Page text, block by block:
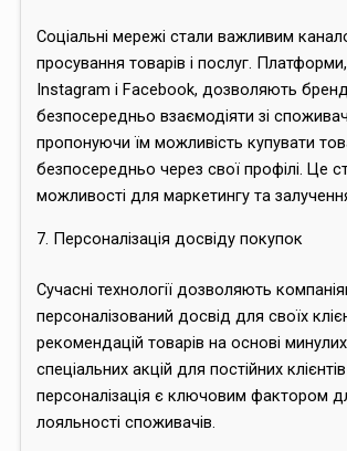
Соціальні мережі стали важливим
просування товарів і послуг.
Instagram і Facebook, дозволяють
безпосередньо взаємодіяти зі
пропонуючи їм можливість купувати
безпосередньо через свої профілі. Це
можливості для маркетингу та залучення
7. Персоналізація досвіду покупок
Сучасні технології дозволяють
персоналізований досвід для своїх
рекомендацій товарів на основі
спеціальних акцій для постійних
персоналізація є ключовим фактором
лояльності споживачів.